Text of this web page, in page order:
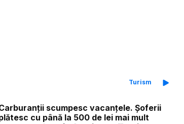
Turism
scumpesc vacanțele. Șoferii
cu până la 500 de lei mai mult